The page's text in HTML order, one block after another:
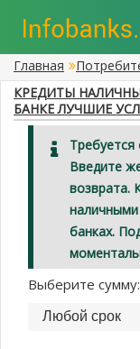
Главная
КРЕДИТЫ
БАНКЕ ЛУЧШИЕ
Требуется
Введите
возврата.
банках.
Выберите сумму:
Любой срок